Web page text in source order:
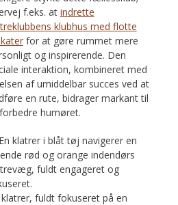
f.eks. at indrette
klubhus med flotte
for at gøre rummet mere
og inspirerende. Den
interaktion, kombineret med
af umiddelbar succes ved at
en rute, bidrager markant til
humøret.
klatrer, fuldt fokuseret på en